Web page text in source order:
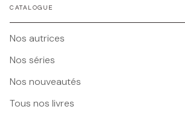
CATALOGUE
Nos autrices
Nos séries
Nos nouveautés
Tous nos livres